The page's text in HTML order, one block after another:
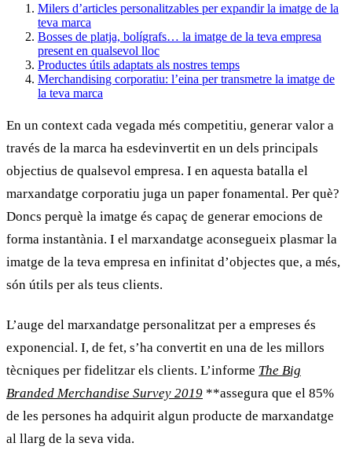
Milers d’articles personalitzables per expandir la imatge de la
teva marca
Bosses de platja, bolígrafs… la imatge de la teva empresa
present en qualsevol lloc
Productes útils adaptats als nostres temps
Merchandising corporatiu: l’eina per transmetre la imatge de
la teva marca
En un context cada vegada més competitiu, generar valor a
través de la marca ha esdevinvertit en un dels principals
objectius de qualsevol empresa. I en aquesta batalla el
marxandatge corporatiu juga un paper fonamental. Per què?
Doncs perquè la imatge és capaç de generar emocions de
forma instantània. I el marxandatge aconsegueix plasmar la
imatge de la teva empresa en infinitat d’objectes que, a més,
són útils per als teus clients.
L’auge del marxandatge personalitzat per a empreses és
exponencial. I, de fet, s’ha convertit en una de les millors
tècniques per fidelitzar els clients. L’informe The Big
Branded Merchandise Survey 2019 **assegura que el 85%
de les persones ha adquirit algun producte de marxandatge
al llarg de la seva vida.